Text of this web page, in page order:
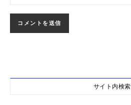
サイト内検索